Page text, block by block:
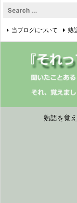
熟語を覚
当ブログについて 熟
プライバシーポリシー